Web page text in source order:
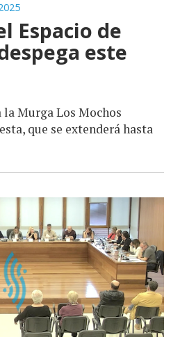
Espacio de
este
Murga Los Mochos
que se extenderá hasta